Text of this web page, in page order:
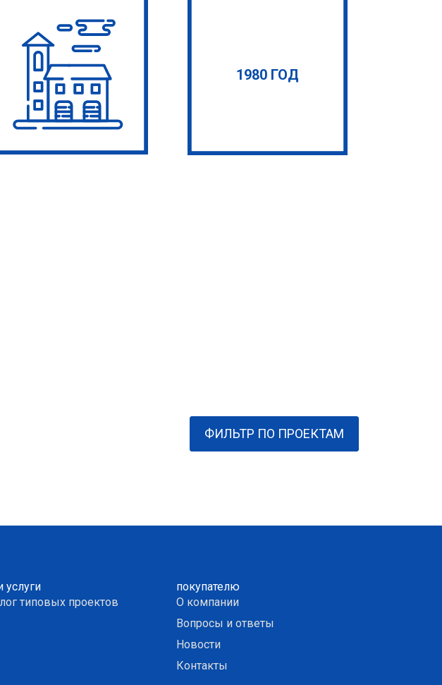
1980 ГОД
ФИЛЬТР ПО ПРОЕКТАМ
услуги
типовых проектов
покупателю
О компании
Вопросы и ответы
Новости
Контакты